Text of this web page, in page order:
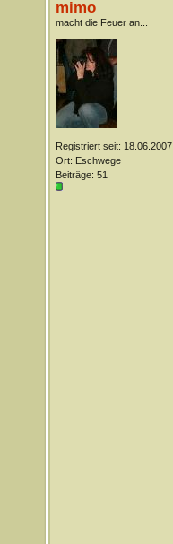
mimo
macht die Feuer an...
Registriert seit: 18.06.2007
Ort: Eschwege
Beiträge: 51